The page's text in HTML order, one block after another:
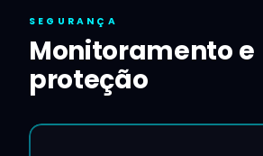
SEGURANÇA
Monitoramento e
proteção